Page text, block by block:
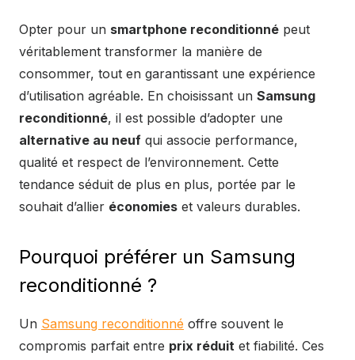
Opter pour un smartphone reconditionné peut
véritablement transformer la manière de
consommer, tout en garantissant une expérience
d’utilisation agréable. En choisissant un Samsung
reconditionné, il est possible d’adopter une
alternative au neuf qui associe performance,
qualité et respect de l’environnement. Cette
tendance séduit de plus en plus, portée par le
souhait d’allier économies et valeurs durables.
Pourquoi préférer un Samsung
reconditionné ?
Un Samsung reconditionné offre souvent le
compromis parfait entre prix réduit et fiabilité. Ces